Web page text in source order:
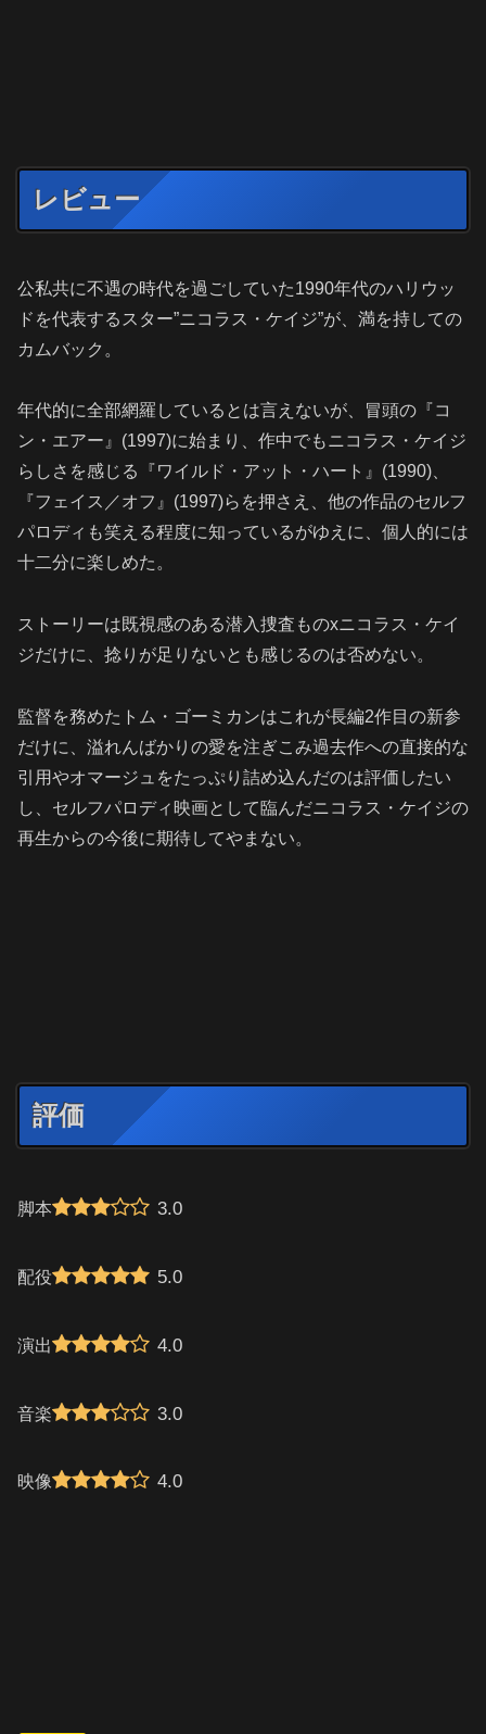
レビュー
公私共に不遇の時代を過ごしていた1990年代のハリウッ
ドを代表するスター”ニコラス・ケイジ”が、 満を持しての
カムバック。
年代的に全部網羅しているとは言えないが、冒頭の『コ
ン・エアー』(1997)に始まり、作中でもニコラス・ケイジ
らしさを感じる『ワイルド・アット・ハート』(1990)、
『フェイス／オフ』(1997)らを押さえ、他の作品のセルフ
パロディも笑える程度に知っているがゆえに、個人的には
十二分に楽しめた。
ストーリーは既視感のある潜入捜査ものxニコラス・ケイ
ジだけに、捻りが足りないとも感じるのは否めない。
監督を務めたトム・ゴーミカンはこれが長編2作目の新参
だけに、溢れんばかりの愛を注ぎこみ過去作への直接的な
引用やオマージュをたっぷり詰め込んだのは評価したい
し、セルフパロディ映画として臨んだニコラス・ケイジの
再生からの今後に期待してやまない。
評価
脚本 3.0
配役 5.0
演出 4.0
音楽 3.0
映像 4.0